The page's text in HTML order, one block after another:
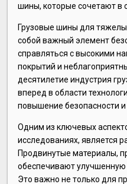
шины, которые сочетают в
Грузовые шины для
собой важный элемент
справляться с высокими
покрытий и
десятилетие индустрия
вперед в области
повышение безопасности
Одним из ключевых
исследованиях, является
Продвинутые материалы,
обеспечивают улучшенную
Это важно не только для